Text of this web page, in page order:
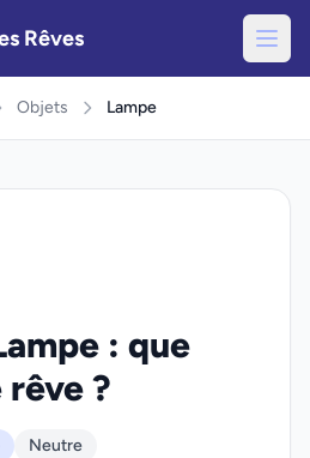
Rêves
Objets Lampe
: que
?
Neutre